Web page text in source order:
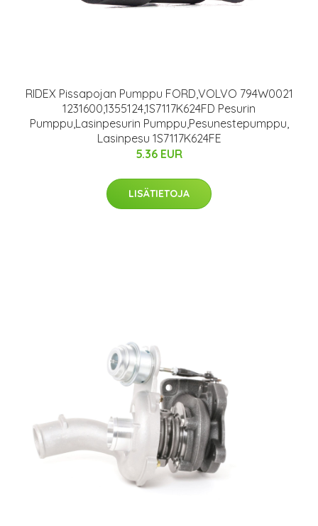
RIDEX Pissapojan Pumppu FORD,VOLVO 794W0021
1231600,1355124,1S7117K624FD Pesurin
Pumppu,Lasinpesurin Pumppu,Pesunestepumppu,
Lasinpesu 1S7117K624FE
5.36 EUR
LISÄTIETOJA